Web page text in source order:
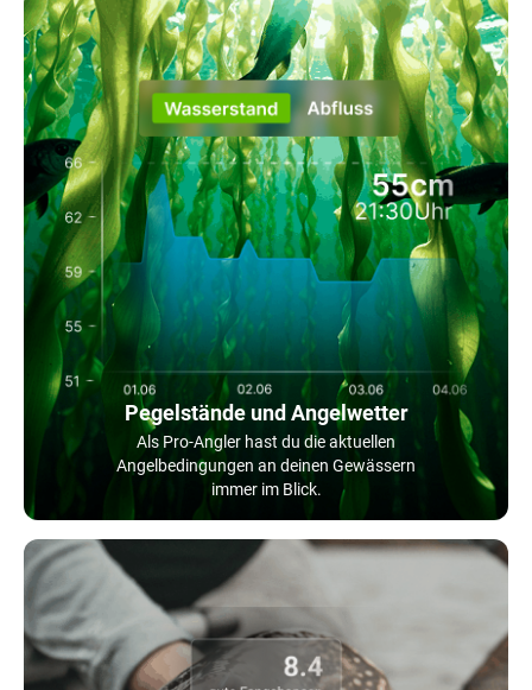
Pegelstände und Angelwetter
Als Pro-Angler hast du die aktuellen
Angelbedingungen an deinen Gewässern
immer im Blick.